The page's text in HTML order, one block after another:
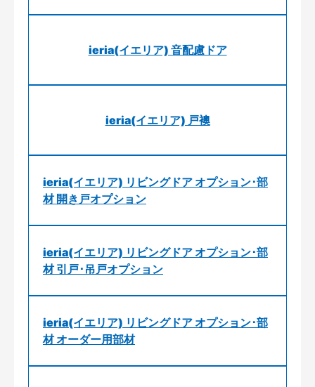
ieria(イエリア) 音配慮ドア
ieria(イエリア) 戸襖
ieria(イエリア) リビングドア オプション･部
材 開き戸オプション
ieria(イエリア) リビングドア オプション･部
材 引戸･吊戸オプション
ieria(イエリア) リビングドア オプション･部
材 オーダー用部材